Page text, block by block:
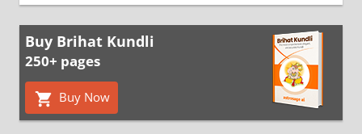
Buy Brihat Kundli
250+ pages
Buy Now